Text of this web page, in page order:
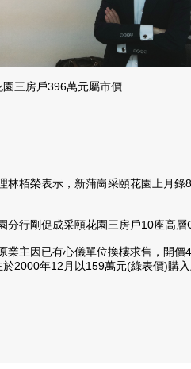
三房戶396萬元屬​市價
栢榮表示，新蒲崗采頤花園上月錄
行剛促成采頤花園三房戶10座高
主因已有心儀單位換樓求售，開價
2000年12月以159萬元(綠表價)購